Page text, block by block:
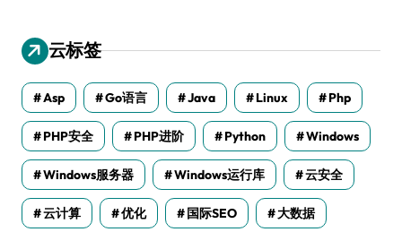
云标签
Asp Go语言 Java Linux Php
PHP安全 PHP进阶 Python Windows
Windows服务器 Windows运行库 云安全
云计算 优化 国际SEO 大数据